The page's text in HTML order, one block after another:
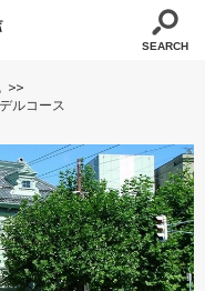
SEARCH
ルコース